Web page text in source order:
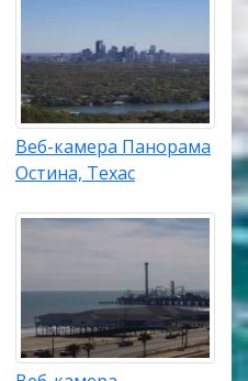
Веб-камера Панорама
Остина, Техас